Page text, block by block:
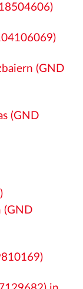
(GND
(GND
(GND